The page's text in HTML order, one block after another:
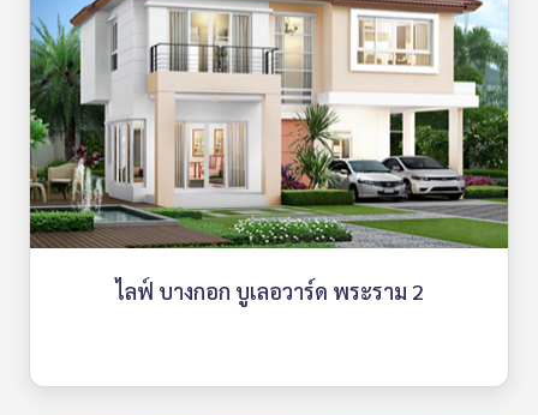
ไลฟ์ บางกอก บูเลอวาร์ด พระราม 2